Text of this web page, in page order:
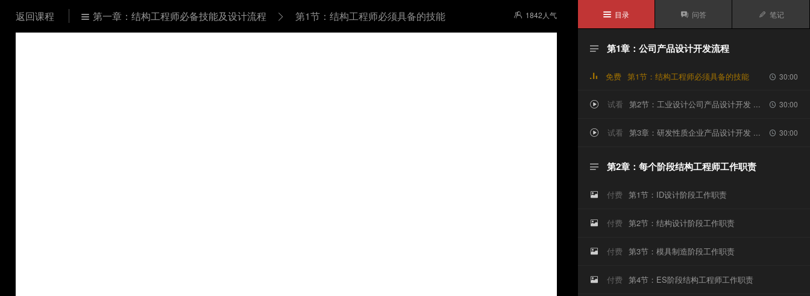
 1842 人气
返回课程  第一章：结构工程师必备技能及设计流程  第1节：结构工程师必须具备的技能  目录  问答  笔记
 第1章：公司产品设计开发流程
 30:00
免费 第1节：结构工程师必须具备的技能
 30:00
 试看 第2节：工业设计公司产品设计开发 ...
 30:00
 试看 第3章：研发性质企业产品设计开发 ...
 第2章：每个阶段结构工程师工作职责
 付费 第1节：ID设计阶段工作职责
 付费 第2节：结构设计阶段工作职责
 付费 第3节：模具制造阶段工作职责
 付费 第4节：ES阶段结构工程师工作职责